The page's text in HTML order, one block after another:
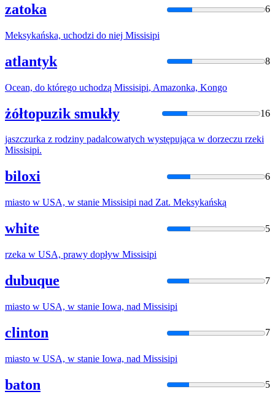
zatoka 6
Meksykańska, uchodzi do niej Missisipi
atlantyk 8
Ocean, do którego uchodzą Missisipi, Amazonka, Kongo
żółtopuzik smukły 16
jaszczurka z rodziny padalcowatych występująca w dorzeczu rzeki
Missisipi.
biloxi 6
miasto w USA, w stanie Missisipi nad Zat. Meksykańską
white 5
rzeka w USA, prawy dopływ Missisipi
dubuque 7
miasto w USA, w stanie Iowa, nad Missisipi
clinton 7
miasto w USA, w stanie Iowa, nad Missisipi
baton 5